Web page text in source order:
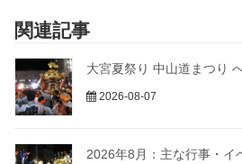
関連記事
大宮夏祭り 中山道まつり
2026-08-07
2026年8月：主な行事・イ